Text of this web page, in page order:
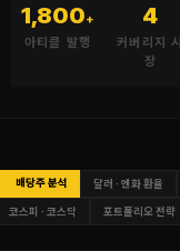
1,800+
아티클 발행
4
커버리지 시
장
배당주 분석 달러 · 엔화 환율
코스피 · 코스닥 포트폴리오 전략